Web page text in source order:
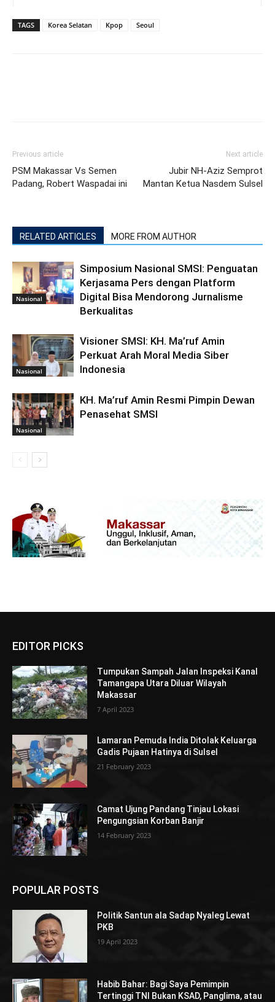
TAGS Korea Selatan Kpop Seoul
Previous article
PSM Makassar Vs Semen
Padang, Robert Waspadai ini
Next article
Jubir NH-Aziz Semprot
Mantan Ketua Nasdem Sulsel
RELATED ARTICLES MORE FROM AUTHOR
Nasional
Simposium Nasional SMSI: Penguatan
Kerjasama Pers dengan Platform
Digital Bisa Mendorong Jurnalisme
Berkualitas
Nasional
Visioner SMSI: KH. Ma’ruf Amin
Perkuat Arah Moral Media Siber
Indonesia
Nasional
KH. Ma’ruf Amin Resmi Pimpin Dewan
Penasehat SMSI
EDITOR PICKS
Tumpukan Sampah Jalan Inspeksi Kanal
Tamangapa Utara Diluar Wilayah
Makassar
7 April 2023
Lamaran Pemuda India Ditolak Keluarga
Gadis Pujaan Hatinya di Sulsel
21 February 2023
Camat Ujung Pandang Tinjau Lokasi
Pengungsian Korban Banjir
14 February 2023
POPULAR POSTS
Politik Santun ala Sadap Nyaleg Lewat
PKB
19 April 2023
Habib Bahar: Bagi Saya Pemimpin
Tertinggi TNI Bukan KSAD, Panglima, atau